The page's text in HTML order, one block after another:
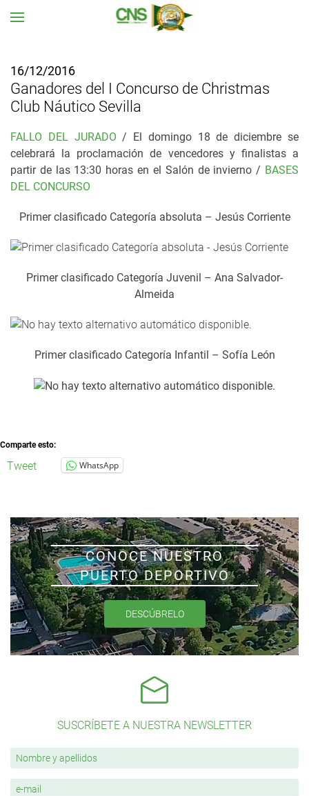
16/12/2016
Ganadores del I Concurso de Christmas
Club Náutico Sevilla
FALLO DEL JURADO / El domingo 18 de diciembre se
celebrará la proclamación de vencedores y finalistas a
partir de las 13:30 horas en el Salón de invierno / BASES
DEL CONCURSO
Primer clasificado Categoría absoluta – Jesús Corriente
Primer clasificado Categoría Juvenil – Ana Salvador-
Almeida
Primer clasificado Categoría Infantil – Sofía León
Comparte esto:
Tweet WhatsApp
CONOCE NUESTRO
PUERTO DEPORTIVO
DESCÚBRELO
SUSCRÍBETE A NUESTRA NEWSLETTER